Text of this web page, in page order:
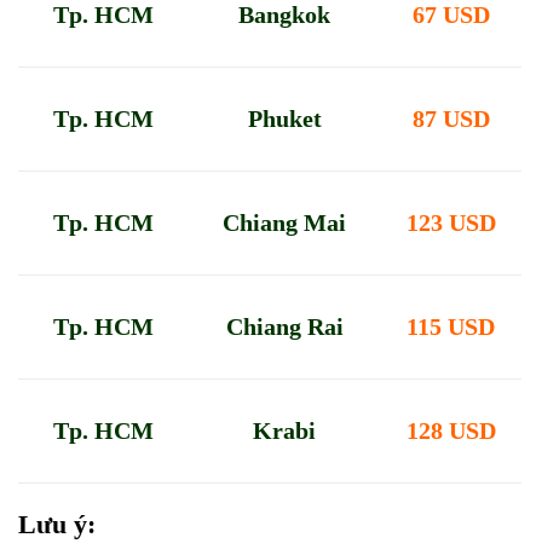
Tp. HCM Bangkok 67 USD
Tp. HCM Phuket 87 USD
Tp. HCM Chiang Mai 123 USD
Tp. HCM Chiang Rai 115 USD
Tp. HCM Krabi 128 USD
Lưu ý: